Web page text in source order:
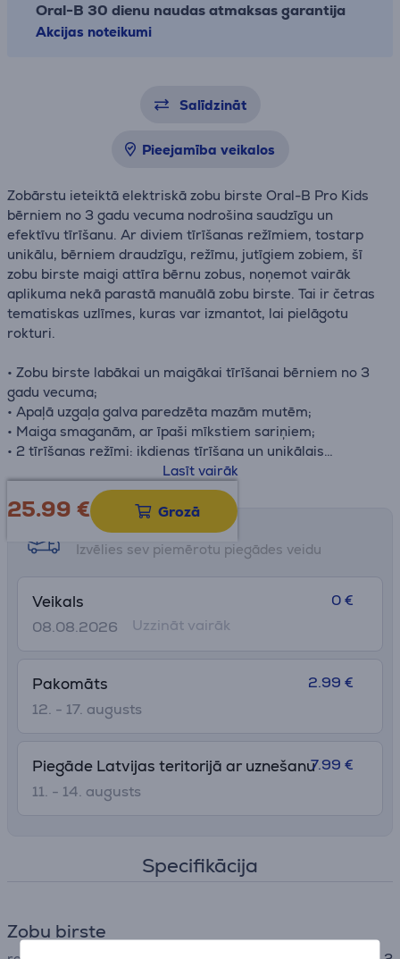
Oral-B 30 dienu naudas atmaksas garantija
Akcijas noteikumi
Salīdzināt
Pieejamība veikalos
Zobārstu ieteiktā elektriskā zobu birste Oral-B Pro Kids
bērniem no 3 gadu vecuma nodrošina saudzīgu un
efektīvu tīrīšanu. Ar diviem tīrīšanas režīmiem, tostarp
unikālu, bērniem draudzīgu, režīmu, jutīgiem zobiem, šī
zobu birste maigi attīra bērnu zobus, noņemot vairāk
aplikuma nekā parastā manuālā zobu birste. Tai ir četras
tematiskas uzlīmes, kuras var izmantot, lai pielāgotu
rokturi.
• Zobu birste labākai un maigākai tīrīšanai bērniem no 3
gadu vecuma;
• Apaļā uzgaļa galva paredzēta mazām mutēm;
• Maiga smaganām, ar īpaši mīkstiem sariņiem;
• 2 tīrīšanas režīmi: ikdienas tīrīšana un unikālais
Sensitive Plus režīms pārsteidzoši maigai sajūtai īpaši
jutīgiem zobiem;
• Pielāgojiet zobu birstes rokturi ar 4 maināmām
• Darbojas ar bezmaksas Oral-B Disney Magic Timer
• Saturs: 1 Pro Kids rokturis, 1 lādētājs, 1 zobu birstes
uzgalis.
Lasīt vairāk
25.99 € Grozā
Saņemšanas iespējas
Izvēlies sev piemērotu piegādes veidu
Veikals
08.08.2026
0 €
Uzzināt vairāk
Pakomāts
12. - 17. augusts
2.99 €
Piegāde Latvijas teritorijā ar uznešanu
11. - 14. augusts
7.99 €
Specifikācija
Zobu birste